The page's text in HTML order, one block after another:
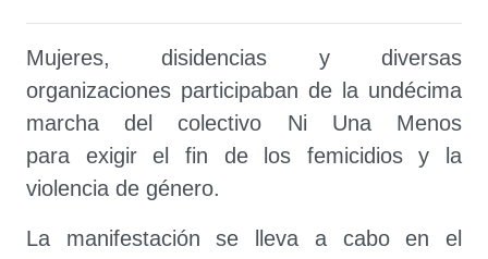
Mujeres, disidencias y diversas
organizaciones participaban de la undécima
marcha del colectivo Ni Una Menos
para exigir el fin de los femicidios y la
violencia de género.
La manifestación se lleva a cabo en el